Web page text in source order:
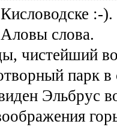
:-
слова.
чистейший
парк в
Эльбрус